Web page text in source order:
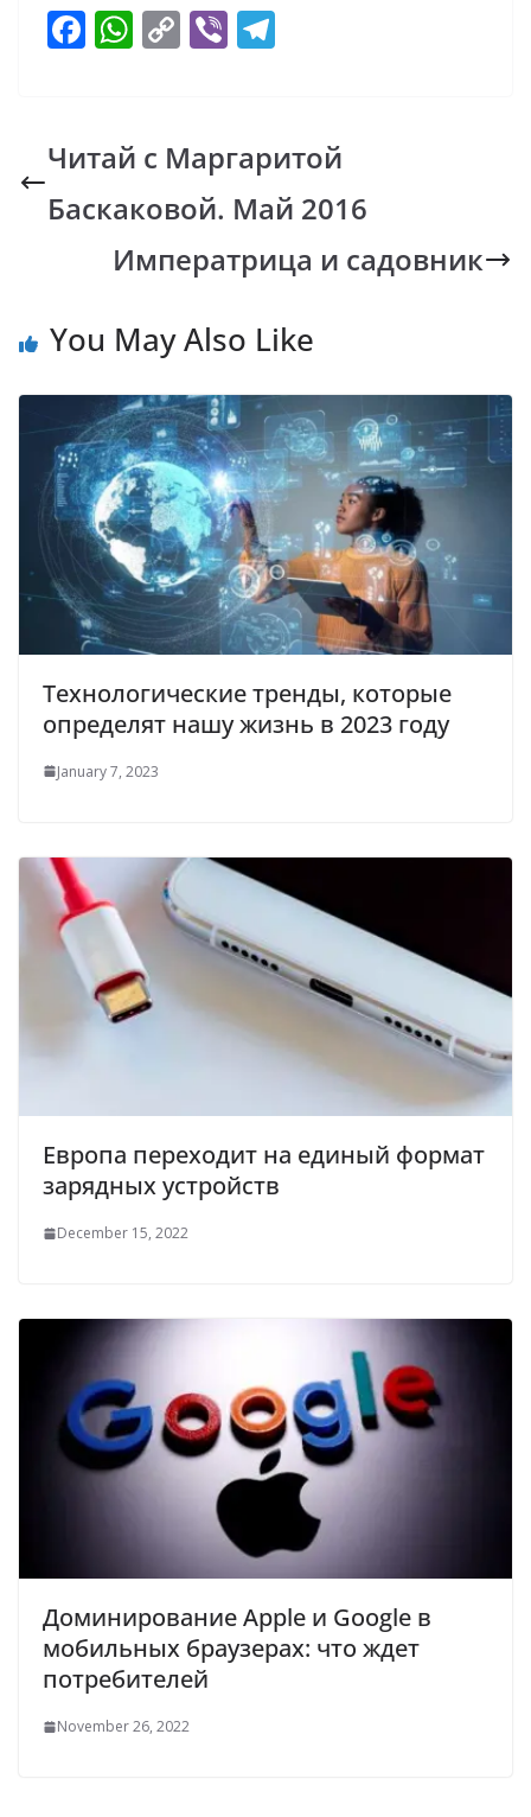
F
b
o
o
W
s
A
p
p
C
y
Li
n
k
Vi
gr
a
m
Читай с Маргаритой
Баскаковой. Май 2016
Императрица и садовник
You May Also Like
Технологические тренды, которые
определят нашу жизнь в 2023 году
January 7, 2023
Европа переходит на единый формат
зарядных устройств
December 15, 2022
Доминирование Apple и Google в
мобильных браузерах: что ждет
потребителей
November 26, 2022